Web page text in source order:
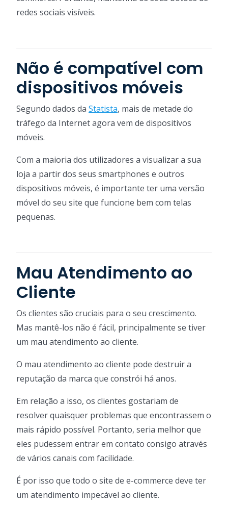
redes sociais visíveis.
Não é compatível com
dispositivos móveis
Segundo dados da Statista, mais de metade do
tráfego da Internet agora vem de dispositivos
móveis.
Com a maioria dos utilizadores a visualizar a sua
loja a partir dos seus smartphones e outros
dispositivos móveis, é importante ter uma versão
móvel do seu site que funcione bem com telas
pequenas.
Mau Atendimento ao
Cliente
Os clientes são cruciais para o seu crescimento.
Mas mantê-los não é fácil, principalmente se tiver
um mau atendimento ao cliente.
O mau atendimento ao cliente pode destruir a
reputação da marca que constrói há anos.
Em relação a isso, os clientes gostariam de
resolver quaisquer problemas que encontrassem o
mais rápido possível. Portanto, seria melhor que
eles pudessem entrar em contato consigo através
de vários canais com facilidade.
É por isso que todo o site de e-commerce deve ter
um atendimento impecável ao cliente.